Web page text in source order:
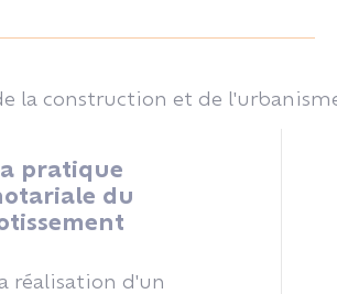
la construction et de
pratique
du
réalisation d'un